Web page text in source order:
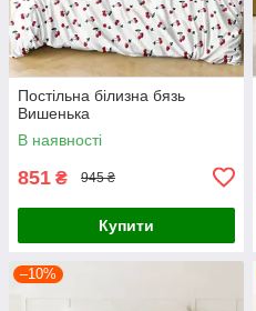
Постільна білизна бязь
Вишенька
В наявності
851 ₴ 945 ₴
Купити
–10%